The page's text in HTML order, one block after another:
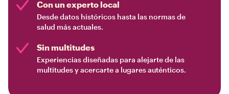
Con un experto local
Desde datos históricos hasta las normas de
salud más actuales.
Sin multitudes
Experiencias diseñadas para alejarte de las
multitudes y acercarte a lugares auténticos.